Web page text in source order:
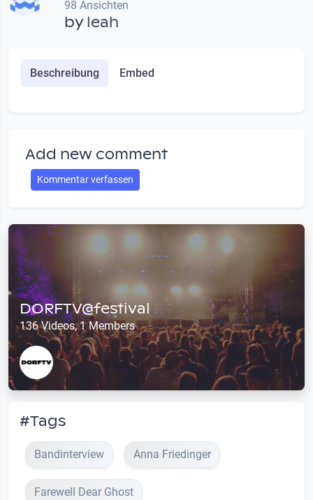
98 Ansichten
byleah
Beschreibung Embed
Add new comment
Kommentar verfassen
DORFTV@festival
136 Videos, 1 Members
#Tags
Bandinterview Anna Friedinger
Farewell Dear Ghost